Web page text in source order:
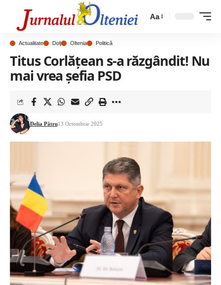
Aa
Actualitate Dolj Oltenia Politică
Titus Corlățean s-a răzgândit! Nu
mai vrea șefia PSD
Delia Pătru13 Octombrie 2025